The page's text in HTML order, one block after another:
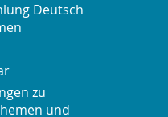
Deutsch
zu
und